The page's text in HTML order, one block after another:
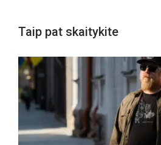
Taip pat skaitykite